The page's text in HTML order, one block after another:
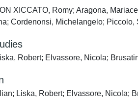
XICCATO, Romy; Aragona,
Cordenonsi, Michelangelo; Piccolo,
Robert; Elvassore, Nicola;
Liska, Robert; Elvassore, Nicola;